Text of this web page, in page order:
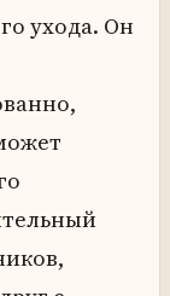
ухода. Он